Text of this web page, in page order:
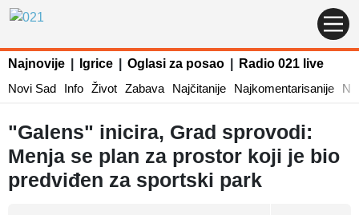
Najnovije Igrice Oglasi za posao
Radio 021 live
Novi Sad
Info Život Zabava Najčitanije Najkomentarisanije
"Galens" inicira, Grad sprovodi:
Menja se plan za prostor koji je bio
predviđen za sportski park